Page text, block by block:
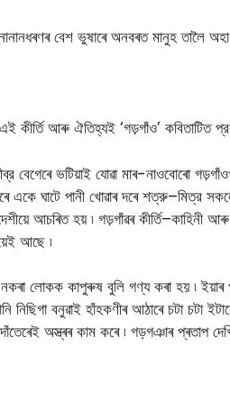
বেশ ভুষাৰে অনবৰত মানুহ তালৈ
আৰু ঐতিহ্যই ‘গড়গাঁও’ কবিতাটিত
ভটিয়াই যােৱা মাৰ-নাওবােৰো
একে ঘাটে পানী খােৱাৰ দৰে শত্রু–মিত্র
আচৰিত হয় ৷ গড়গাঁৱৰ কীর্তি–কাহিনী
আছে ৷
লোকক কাপুৰুষ বুলি গণ্য কৰা হয় ৷ ইয়াৰ
বনুৱাই হাঁহকণীৰ আঠাৰে চটা চটা
অস্ত্ৰৰ কাম কৰে ৷ গড়গঞাৰ প্ৰতাপ